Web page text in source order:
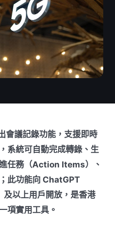
議記錄功能，支援即時
系統可自動完成轉錄、生
任務（Action Items）、
此功能向 ChatGPT
以上用戶開放，是香港
項實用工具。